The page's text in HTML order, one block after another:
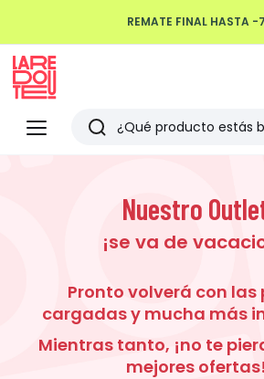
REMATE FINAL HASTA -
Menu
Redoute
Buscar
Últimos
vistosNuestro
¡se va de
Pronto volverá con las
cargadas y mucha más
Mientras tanto, ¡no te
mejores ofertas!